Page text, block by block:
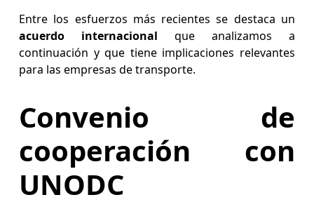
Entre los esfuerzos más recientes se destaca un
acuerdo internacional que analizamos a
continuación y que tiene implicaciones relevantes
para las empresas de transporte.
Convenio de
cooperación con
UNODC